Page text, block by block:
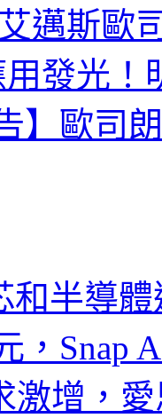
邁斯歐
發光！
】歐司
和半導
，Snap
激增，